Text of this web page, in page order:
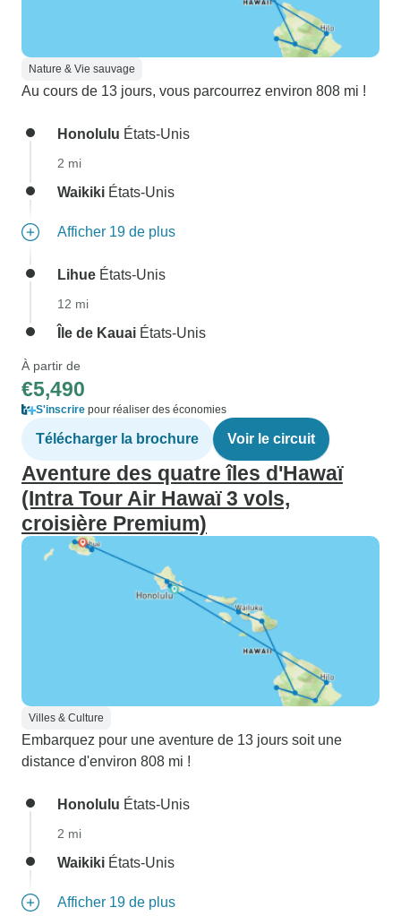
Nature & Vie sauvage
Au cours de 13 jours, vous parcourrez environ 808 mi !
Honolulu États-Unis
2 mi
Waikiki États-Unis
Afficher 19 de plus
Lihue États-Unis
12 mi
Île de Kauai États-Unis
À partir de
€5,490
S'inscrire pour réaliser des économies
Télécharger la brochure Voir le circuit
Aventure des quatre îles d'Hawaï
(Intra Tour Air Hawaï 3 vols,
croisière Premium)
Villes & Culture
Embarquez pour une aventure de 13 jours soit une
distance d'environ 808 mi !
Honolulu États-Unis
2 mi
Waikiki États-Unis
Afficher 19 de plus